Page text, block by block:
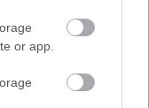
or app.
KAWASAKI